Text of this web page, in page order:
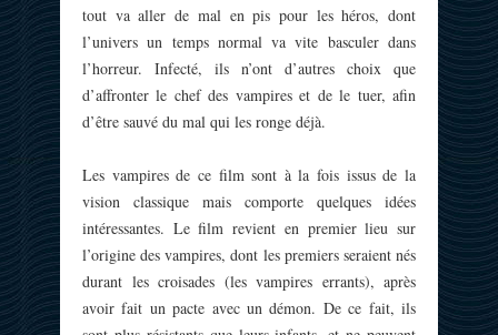
tout va aller de mal en pis pour les héros, dont
l’univers un temps normal va vite basculer dans
l’horreur. Infecté, ils n’ont d’autres choix que
d’affronter le chef des vampires et de le tuer, afin
d’être sauvé du mal qui les ronge déjà.
Les vampires de ce film sont à la fois issus de la
vision classique mais comporte quelques idées
intéressantes. Le film revient en premier lieu sur
l’origine des vampires, dont les premiers seraient nés
durant les croisades (les vampires errants), après
avoir fait un pacte avec un démon. De ce fait, ils